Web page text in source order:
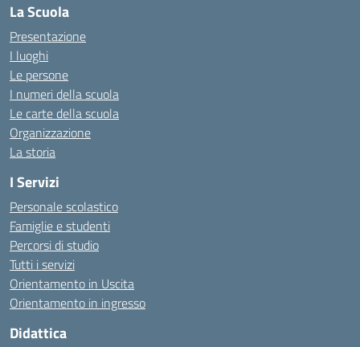
La Scuola
Presentazione
I luoghi
Le persone
I numeri della scuola
Le carte della scuola
Organizzazione
La storia
I Servizi
Personale scolastico
Famiglie e studenti
Percorsi di studio
Tutti i servizi
Orientamento in Uscita
Orientamento in ingresso
Didattica